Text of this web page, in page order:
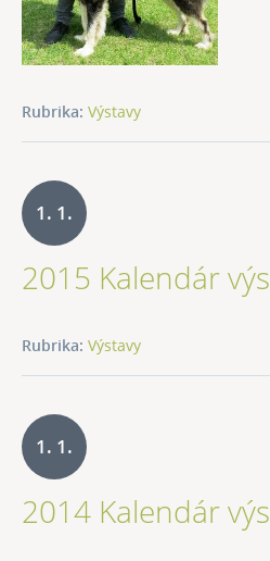
Rubrika: Výstavy
1. 1.
2015
2015 Kalendár
Rubrika: Výstavy
1. 1.
2014
2014 Kalendár